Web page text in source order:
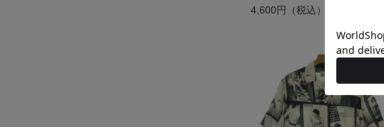
4,600円（税込）